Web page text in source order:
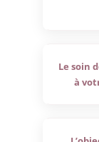
Le soin
à